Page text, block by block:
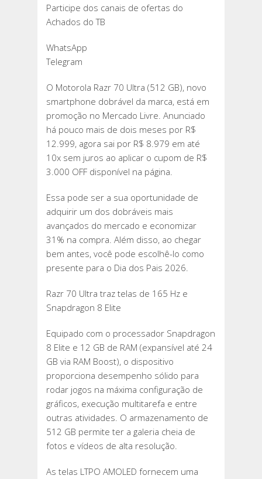
Participe dos canais de ofertas do
Achados do TB
WhatsApp
Telegram
O Motorola Razr 70 Ultra (512 GB), novo
smartphone dobrável da marca, está em
promoção no Mercado Livre. Anunciado
há pouco mais de dois meses por R$
12.999, agora sai por R$ 8.979 em até
10x sem juros ao aplicar o cupom de R$
3.000 OFF disponível na página.
Essa pode ser a sua oportunidade de
adquirir um dos dobráveis mais
avançados do mercado e economizar
31% na compra. Além disso, ao chegar
bem antes, você pode escolhê-lo como
presente para o Dia dos Pais 2026.
Razr 70 Ultra traz telas de 165 Hz e
Snapdragon 8 Elite
Equipado com o processador Snapdragon
8 Elite e 12 GB de RAM (expansível até 24
GB via RAM Boost), o dispositivo
proporciona desempenho sólido para
rodar jogos na máxima configuração de
gráficos, execução multitarefa e entre
outras atividades. O armazenamento de
512 GB permite ter a galeria cheia de
fotos e vídeos de alta resolução.
As telas LTPO AMOLED fornecem uma